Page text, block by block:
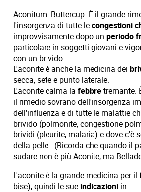
Aconitum. Buttercup. È il grande
l'insorgenza di tutte lecongestioni
improvvisamente dopo un periodo
particolare in soggetti giovani e
con un brivido.
L'aconite è anche la medicina dei
secca, sete e punto laterale.
L'aconite calma la febbretremante.
il rimedio sovrano dell'insorgenza
dell'influenza e di tutte le malattie
brivido (polmonite, congestione
brividi (pleurite, malaria) e dove c'è
della pelle . (Ricorda che quando il
sudare non è più Aconite, ma
L'aconite è la grande medicina per il
bise), quindi le sue indicazioni in: